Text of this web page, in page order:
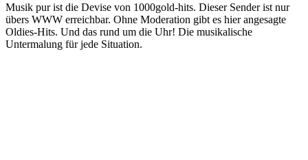
Musik pur ist die Devise von 1000gold-hits. Dieser Sender ist nur
übers WWW erreichbar. Ohne Moderation gibt es hier angesagte
Oldies-Hits. Und das rund um die Uhr! Die musikalische
Untermalung für jede Situation.